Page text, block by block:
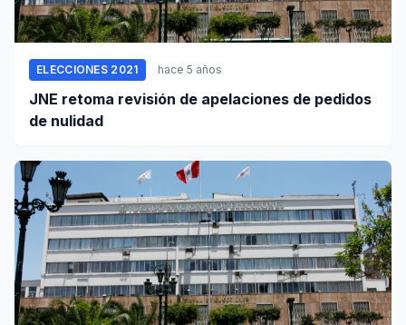
ELECCIONES 2021 hace 5 años
JNE retoma revisión de apelaciones de pedidos
de nulidad